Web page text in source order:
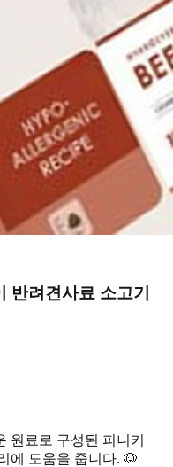
반려견사료 소고기
원료로 구성된 피니키
에 도움을 줍니다. 🐶